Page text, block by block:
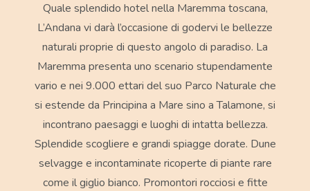
Quale splendido hotel nella Maremma toscana,
L’Andana vi darà l’occasione di godervi le bellezze
naturali proprie di questo angolo di paradiso. La
Maremma presenta uno scenario stupendamente
vario e nei 9.000 ettari del suo Parco Naturale che
si estende da Principina a Mare sino a Talamone, si
incontrano paesaggi e luoghi di intatta bellezza.
Splendide scogliere e grandi spiagge dorate. Dune
selvagge e incontaminate ricoperte di piante rare
come il giglio bianco. Promontori rocciosi e fitte